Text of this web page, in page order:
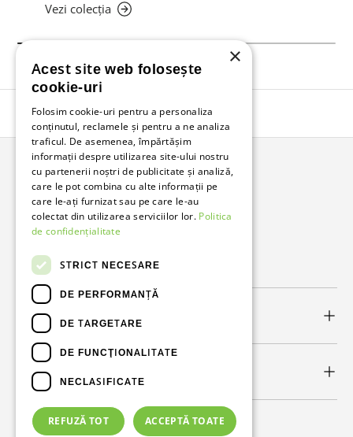
Vezi colecția
Înapoi în sus
Bunzl Romania
Soluții complete pentru afacerea ta.
FacebookLinkedIn
Link-uri utile
Newsletter
×
Acest site web folosește
cookie-uri
Folosim cookie-uri pentru a personaliza
conținutul, reclamele și pentru a ne analiza
traficul. De asemenea, împărtășim
informații despre utilizarea site-ului nostru
cu partenerii noștri de publicitate și analiză,
care le pot combina cu alte informații pe
care le-ați furnizat sau pe care le-au
colectat din utilizarea serviciilor lor. Politica
de confidențialitate
STRICT NECESARE
DE PERFORMANȚĂ
DE TARGETARE
DE FUNCŢIONALITATE
NECLASIFICATE
ACCEPTĂ TOATE
REFUZĂ TOT